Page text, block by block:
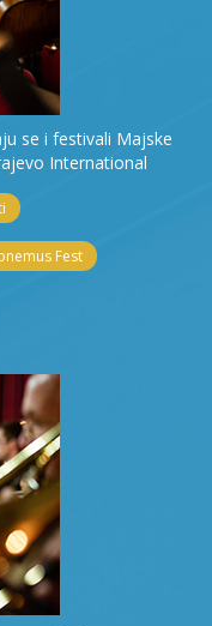
se i festivali Majske
International
Fest